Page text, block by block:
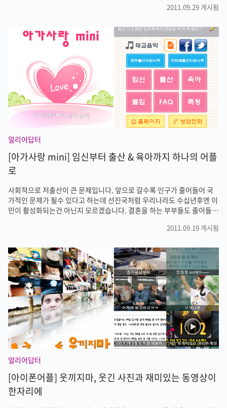
TV가 등장해서 옛날처럼 바보상자라고 하기엔 조금 달라졌습니다. 물론
트TV가 되느냐는 달라지겠죠. 어쨋든 TV는 재미있습니다. 하지만 혼자 보
는것보다는 여럿이 함께 어울려 보는게 더 재미있지 않나요? 그것이 스포
츠이건 드라마이건 혹은 연예오락프로이건 배우에 대한 험담(?)도 하고
스토리에 대한 이야기도 하면서 보면 더욱 재미있습니다. 예전에 할머니
가 일일..
2011.09.29 게시됨
얼리어답터
[아가사랑 mini] 임신부터 출산 & 육아까지 하나의 어플
로
사회적으로 저출산이 큰 문제입니다. 앞으로 갈수록 인구가 줄어들어 국
가적인 문제가 될수 있다고 하는데 선진국처럼 우리나라도 수십년후엔 이
민이 활성화되는건 아닌지 모르겠습니다. 결혼을 하는 부부들도 줄어들고
산장려책을 내놓고는 있지만 뭔가 근본적인 대책을 세우지 않는 이상 저
꺼리는 이유들이 여러가지가 있겠지만 사회적으로 출산에 대한 지원이 부
족한것도 큰 원인일것 같습니다. 정부와 지자체의 출산지원 시책을 알아
볼수 있는 어플을 소개해드립니다. [아가사랑 mini] 어플리케이션입니
다. 아가사랑 어플의 첫화면입니다. 정부와 지자체의 출산지원책을 알아
볼수 있고, 임신부터 ..
2011.09.19 게시됨
얼리어답터
[아이폰어플] 웃끼지마, 웃긴 사진과 재미있는 동영상이
한자리에